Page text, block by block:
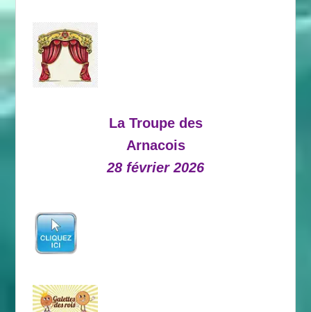
La Troupe des
Arnacois
28 février 2026